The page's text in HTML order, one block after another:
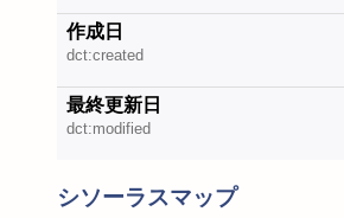
作成日
dct:created
最終更新日
dct:modified
シソーラスマップ